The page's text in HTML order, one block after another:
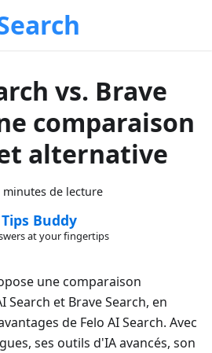
vs. Brave
comparaison
alternative
minutes de lecture
Buddy
at your fingertips
une comparaison
Search et Brave Search, en
de Felo AI Search. Avec
ses outils d'IA avancés, son